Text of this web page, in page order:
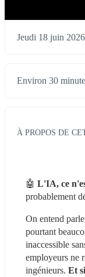
Jeudi 18 juin
Environ 30
À PROPOS DE
🤖 L'IA, ce
probablement
On entend
pourtant
inaccessible
employeurs ne
ingénieurs. Et